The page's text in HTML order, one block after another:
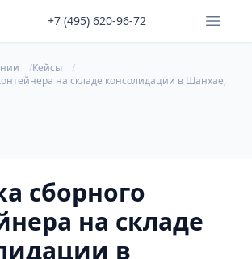
+7 (495) 620-96-72
Кейсы
на складе консолидации в Шанхае,
сборного
на складе
в